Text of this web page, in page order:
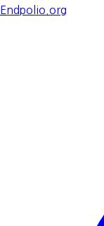
Endpolio.org